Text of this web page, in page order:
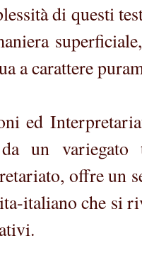
di questi
a carattere
ed
un
offre un
italiano che si